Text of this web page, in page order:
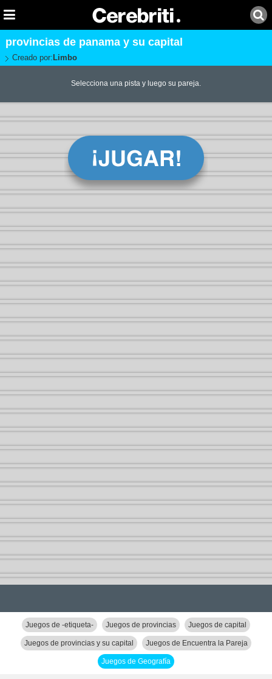
provincias de panama y su capital
Creado por: Limbo
Selecciona una pista y luego su pareja.
Juegos de -etiqueta- Juegos de provincias Juegos de capital
Juegos de provincias y su capital Juegos de Encuentra la Pareja
Juegos de Geografía